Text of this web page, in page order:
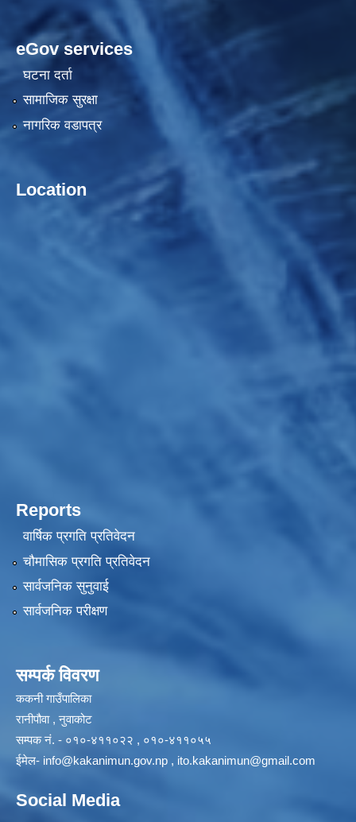
eGov services
घटना दर्ता
सामाजिक सुरक्षा
नागरिक वडापत्र
Location
Reports
वार्षिक प्रगति प्रतिवेदन
चौमासिक प्रगति प्रतिवेदन
सार्वजनिक सुनुवाई
सार्वजनिक परीक्षण
सम्पर्क विवरण
ककनी गाउँपालिका
रानीपौवा , नुवाकोट
सम्पक नं. - ०१०-४११०२२ , ०१०-४११०५५
ईमेल- info@kakanimun.gov.np , ito.kakanimun@gmail.com
Social Media